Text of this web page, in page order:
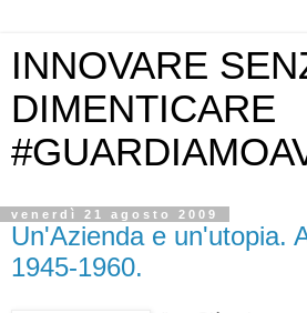
INNOVARE
DIMENTICARE
venerdì 21 agosto 2009
Un'Azienda e un'utopia.
1945-1960.